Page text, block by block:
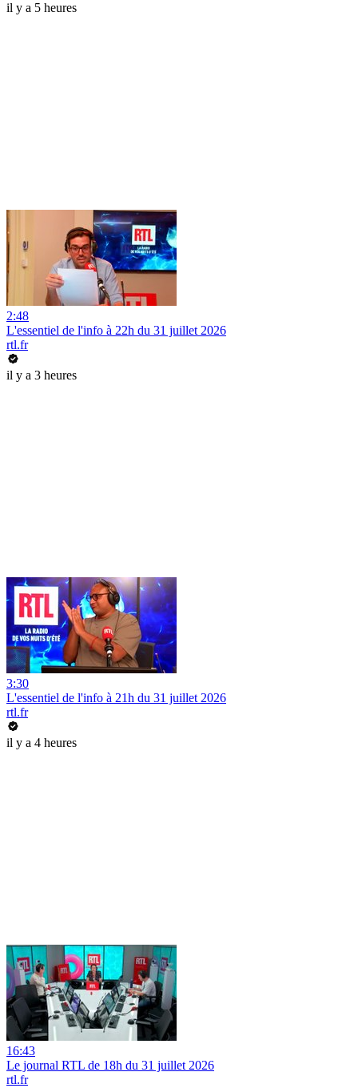
il y a 5 heures
2:48
L'essentiel de l'info à 22h du 31 juillet 2026
rtl.fr
il y a 3 heures
3:30
L'essentiel de l'info à 21h du 31 juillet 2026
rtl.fr
il y a 4 heures
16:43
Le journal RTL de 18h du 31 juillet 2026
rtl.fr